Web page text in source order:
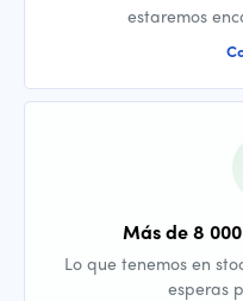
estaremos
Más de 8
Lo que tenemos en
esperas